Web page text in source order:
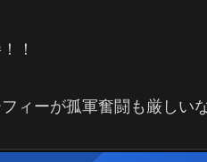
！！
ィーが孤軍奮闘も厳しい